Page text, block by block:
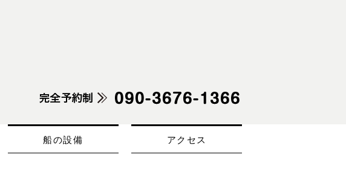
船の設備 アクセス